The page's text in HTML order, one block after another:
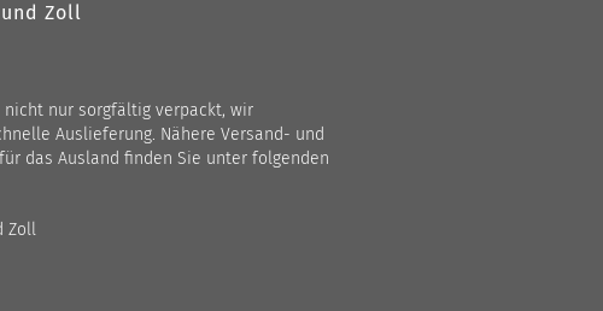
Zoll
nicht nur sorgfältig verpackt, wir
Auslieferung. Nähere Versand- und
das Ausland finden Sie unter folgenden
Zoll